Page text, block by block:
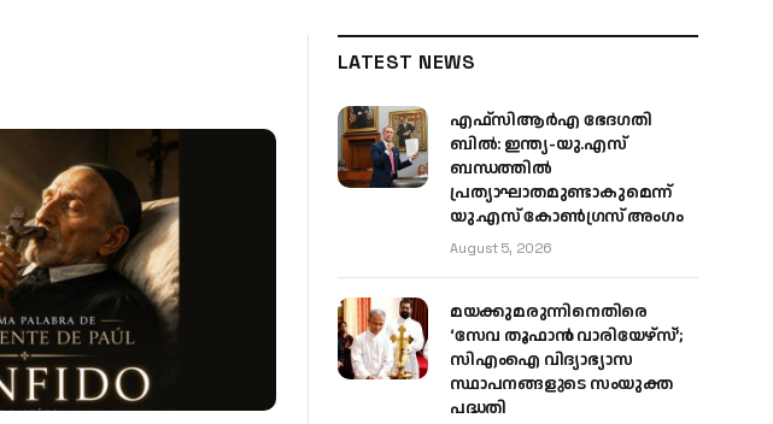
LATEST NEWS
എഫ്‌സിആർഎ ഭേദഗതി
ബിൽ: ഇന്ത്യ-യു.എസ്
ബന്ധത്തിൽ
പ്രത്യാഘാതമുണ്ടാകുമെന്ന്
യു.എസ് കോൺഗ്രസ് അംഗം
August 5, 2026
മയക്കുമരുന്നിനെതിരെ
‘സേവ തൂഫാൻ വാരിയേഴ്‌സ്’;
സിഎംഐ വിദ്യാഭ്യാസ
സ്ഥാപനങ്ങളുടെ സംയുക്ത
പദ്ധതി